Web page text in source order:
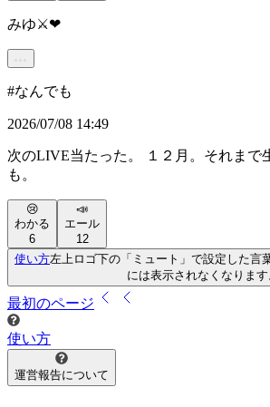
みゆ⚔️❤
#なんでも
2026/07/08 14:49
次のLIVE当たった。 １２月。それまで
も。
😢
わかる
6
📣
エール
12
使い方左上ロゴ下の「ミュート」で設定した言
には表示されなくなります
最初のページ
使い方
運営報告について